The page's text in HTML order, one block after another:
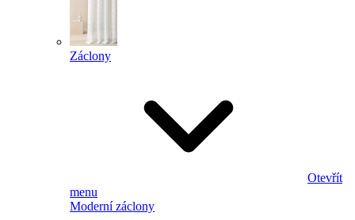
Záclony
Otevřít
menu
Moderní záclony